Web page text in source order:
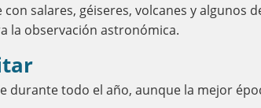
salares, géiseres, volcanes y algunos
la observación astronómica.
durante todo el año, aunque la mejor